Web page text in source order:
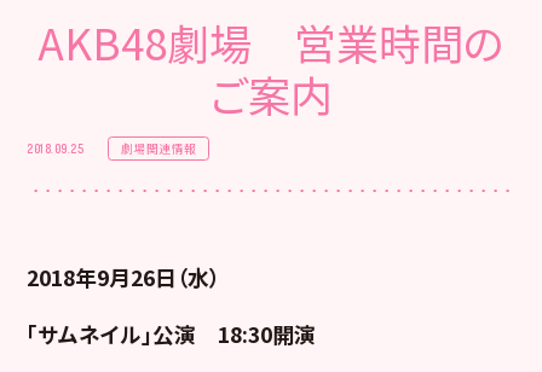
AKB48劇場 営業時間の
ご案内
2018.09.25 劇場関連情報
2018年9月26日（水）
「サムネイル」公演 18:30開演